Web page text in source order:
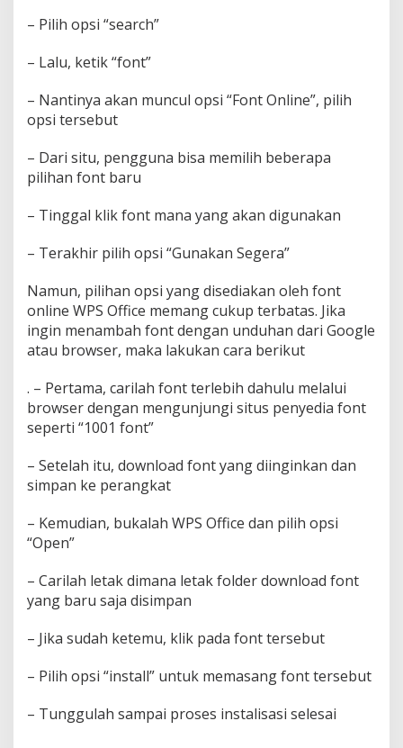
– Pilih opsi “search”
– Lalu, ketik “font”
– Nantinya akan muncul opsi “Font Online”, pilih
opsi tersebut
– Dari situ, pengguna bisa memilih beberapa
pilihan font baru
– Tinggal klik font mana yang akan digunakan
– Terakhir pilih opsi “Gunakan Segera”
Namun, pilihan opsi yang disediakan oleh font
online WPS Office memang cukup terbatas. Jika
ingin menambah font dengan unduhan dari Google
atau browser, maka lakukan cara berikut
. – Pertama, carilah font terlebih dahulu melalui
browser dengan mengunjungi situs penyedia font
seperti “1001 font”
– Setelah itu, download font yang diinginkan dan
simpan ke perangkat
– Kemudian, bukalah WPS Office dan pilih opsi
“Open”
– Carilah letak dimana letak folder download font
yang baru saja disimpan
– Jika sudah ketemu, klik pada font tersebut
– Pilih opsi “install” untuk memasang font tersebut
– Tunggulah sampai proses instalisasi selesai